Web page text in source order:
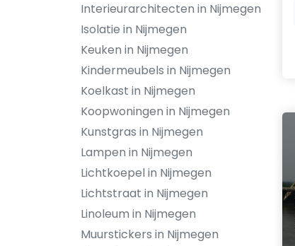
Interieurarchitecten in Nijmegen
Isolatie in Nijmegen
Keuken in Nijmegen
Kindermeubels in Nijmegen
Koelkast in Nijmegen
Koopwoningen in Nijmegen
Kunstgras in Nijmegen
Lampen in Nijmegen
Lichtkoepel in Nijmegen
Lichtstraat in Nijmegen
Linoleum in Nijmegen
Muurstickers in Nijmegen